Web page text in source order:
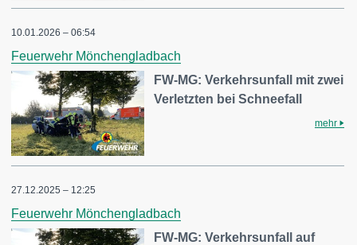
10.01.2026 – 06:54
Feuerwehr Mönchengladbach
FW-MG: Verkehrsunfall mit zwei
Verletzten bei Schneefall
mehr
27.12.2025 – 12:25
Feuerwehr Mönchengladbach
FW-MG: Verkehrsunfall auf